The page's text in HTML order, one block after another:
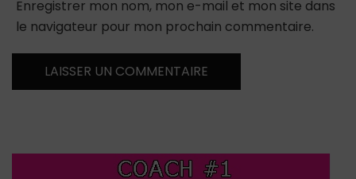
Enregistrer mon nom, mon e-mail et mon site dans
le navigateur pour mon prochain commentaire.